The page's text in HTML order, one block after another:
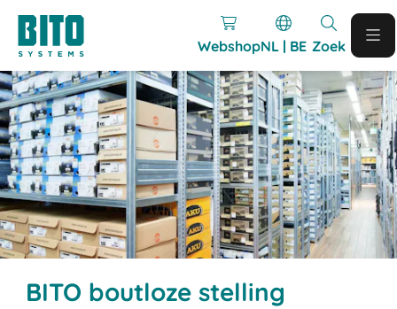
WebshopNL | BE Zoek
BITO boutloze stelling